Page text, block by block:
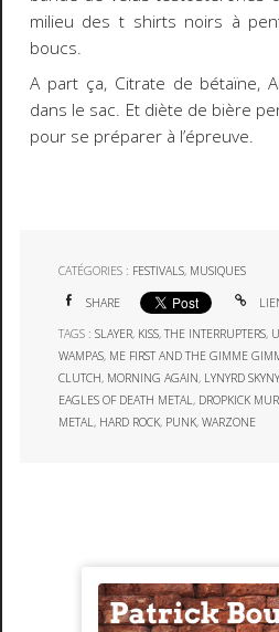
milieu des t shirts noirs à
boucs.
A part ça, Citrate de bétaïne,
dans le sac. Et diète de bière
pour se préparer à l’épreuve.
CATÉGORIES : FESTIVALS, MUSIQUES
SHARE
TAGS :SLAYER, KISS,THE INTERRUPTERS,
WAMPAS, ME FIRST AND THE GIMME
CLUTCH, MORNING AGAIN, LYNYRD
EAGLES OF DEATH METAL, DROPKICK
METAL, HARD ROCK, PUNK,WARZONE